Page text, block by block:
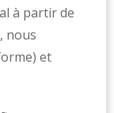
à partir de
nous
et